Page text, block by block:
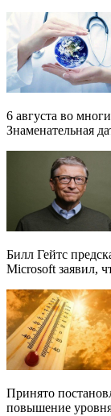
6 августа во
Знаменательная
Билл Гейтс
Microsoft заявил,
Принято
повышение уровня